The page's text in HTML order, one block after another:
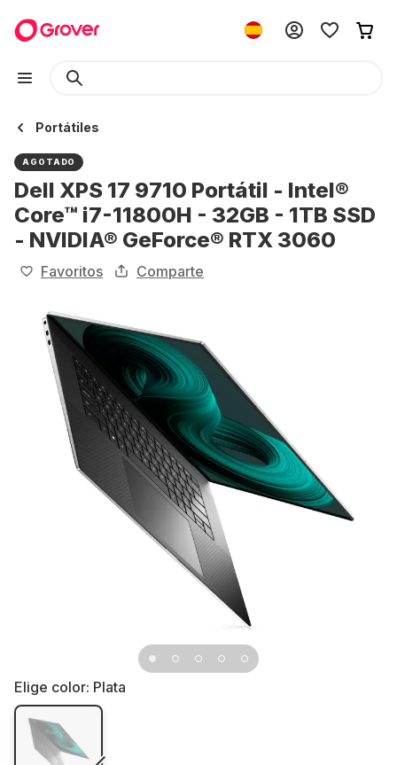
Portátiles
AGOTADO
Dell XPS 17 9710 Portátil - Intel®
Core™ i7-11800H - 32GB - 1TB SSD
- NVIDIA® GeForce® RTX 3060
Favoritos Comparte
Elige color: Plata